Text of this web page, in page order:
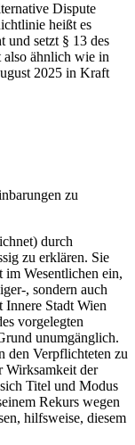
Dispute
heißt es
und setzt § 13 des
also ähnlich wie in
2025 in Kraft
zu
durch
zu erklären. Sie
im Wesentlichen ein,
, sondern auch
Stadt Wien
vorgelegten
unumgänglich.
den Verpflichteten zu
Wirksamkeit der
Titel und Modus
Rekurs wegen
hilfsweise, diesem